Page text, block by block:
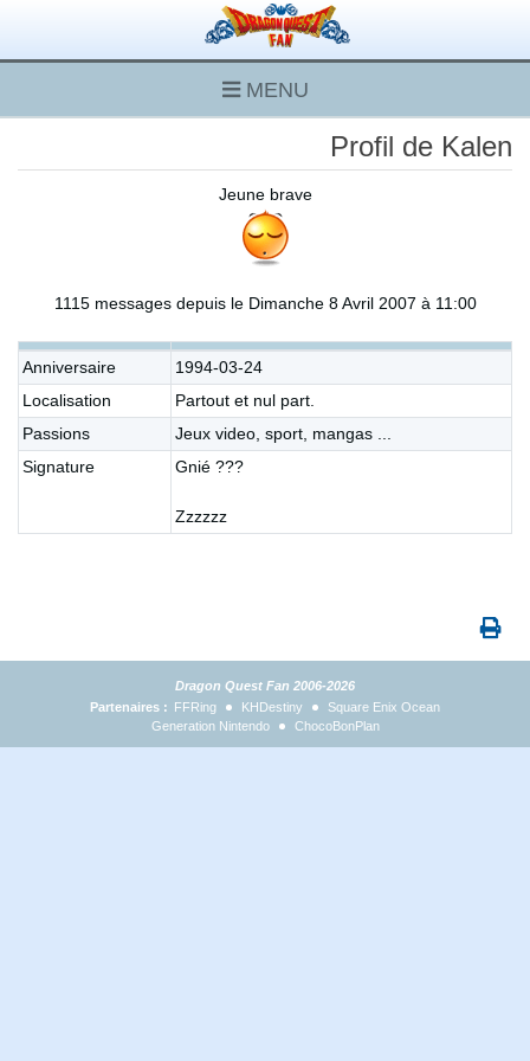
MENU
Profil de Kalen
Jeune brave
1115 messages depuis le Dimanche 8 Avril 2007 à 11:00
Anniversaire
1994-03-24
Localisation
Partout et nul part.
Passions
Jeux video, sport, mangas ...
Signature
Gnié ???
Zzzzzz
Dragon Quest Fan 2006-2026
Partenaires : FFRing KHDestiny
Square Enix Ocean
Generation Nintendo
ChocoBonPlan